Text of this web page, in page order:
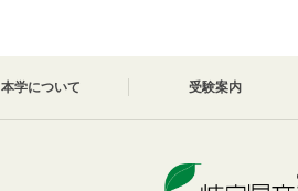
本学について 受験案内